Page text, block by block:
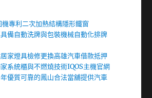
專利二次加熱結構隱形鐵窗
備自動洗牌與包裝機械自動化排牌
家燈具檢修更換高雄汽車借款抵押
系統櫃與不燃燒技術IQOS主機官網
優質可靠的鳳山合法當舖提供汽車